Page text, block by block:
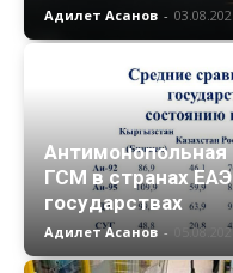
Адилет Асанов -
Антимонопольная
ГСМ в странах
государствах
Адилет Асанов -